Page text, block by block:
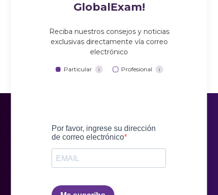
GlobalExam!
Reciba nuestros consejos y noticias
exclusivas directamente vía correo
electrónico
Particular i Profesional i